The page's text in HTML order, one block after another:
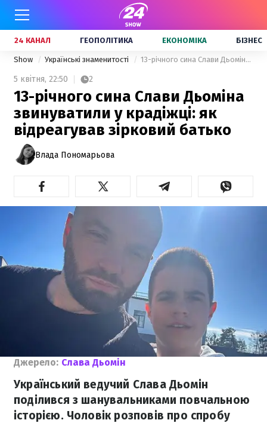
24 КАНАЛ ГЕОПОЛІТИКА ЕКОНОМІКА БІЗНЕС
Show Українські знаменитості 13-річного сина Слави Дьоміна звинуватили у крадіжці: як відреагував зірковий батько
5 квітня, 22:50 2
13-річного сина Слави Дьоміна
звинуватили у крадіжці: як
відреагував зірковий батько
Влада Пономарьова
Джерело: Слава Дьомін
Український ведучий Слава Дьомін
поділився з шанувальниками повчальною
історією. Чоловік розповів про спробу